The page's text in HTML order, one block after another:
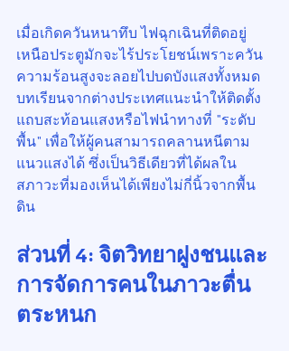
เมื่อเกิดควันหนาทึบ ไฟฉุกเฉินที่ติดอยู่
เหนือประตูมักจะไร้ประโยชน์เพราะควัน
ความร้อนสูงจะลอยไปบดบังแสงทั้งหมด
บทเรียนจากต่างประเทศแนะนำให้ติดตั้ง
แถบสะท้อนแสงหรือไฟนำทางที่ "ระดับ
พื้น" เพื่อให้ผู้คนสามารถคลานหนีตาม
แนวแสงได้ ซึ่งเป็นวิธีเดียวที่ได้ผลใน
สภาวะที่มองเห็นได้เพียงไม่กี่นิ้วจากพื้น
ดิน
ส่วนที่ 4: จิตวิทยาฝูงชนและ
การจัดการคนในภาวะตื่น
ตระหนก